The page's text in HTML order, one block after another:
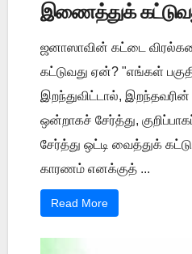
இணைத்துக்
ஜனாஸாவின் கட்டை
கட்டுவது ஏன்? "எங்கள்
இறந்துவிட்டால்,
ஒன்றாகச் சேர்த்து,
சேர்த்து ஒட்டி வைத்துக்
காரணம் எனக்குத் ...
Read More